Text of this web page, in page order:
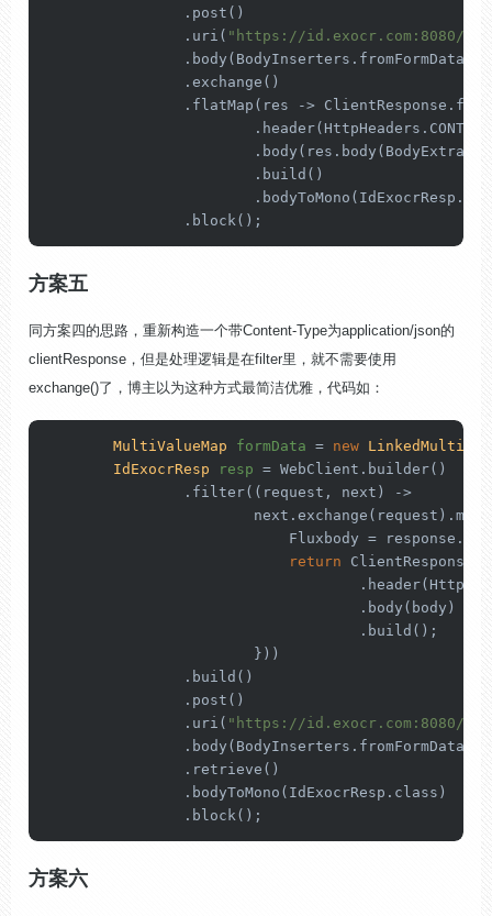
                .post()
                .uri(
"https://id.exocr.com:8080/
                .exchange()
.flatMap(res ->
                        .build()
                .block();
方案五
同方案四的思路，重新构造一个带Content-Type为application/json的
clientResponse，但是处理逻辑是在filter里，就不需要使用
exchange()了，博主以为这种方式最简洁优雅，代码如：
MultiValueMap formData = new
IdExocrResp
resp = WebClient.builder()
                .filter((request, next) ->
Fluxbody =
return
                                    .body(body)
                                    .build();
                        }))
                .build()
                .post()
                .uri(
"https://id.exocr.com:8080/
                .retrieve()
                .bodyToMono(IdExocrResp.class)
                .block();
方案六